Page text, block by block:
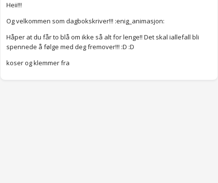
Heii!!!
Og velkommen som dagbokskriver!!! :enig_animasjon:
Håper at du får to blå om ikke så alt for lenge!! Det skal iallefall bli
spennede å følge med deg fremover!!! :D :D
koser og klemmer fra